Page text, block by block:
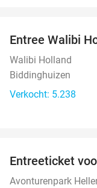
Entree Walibi
Walibi Holland
Biddinghuizen
Verkocht: 5.238
Entreeticket
Avonturenpark